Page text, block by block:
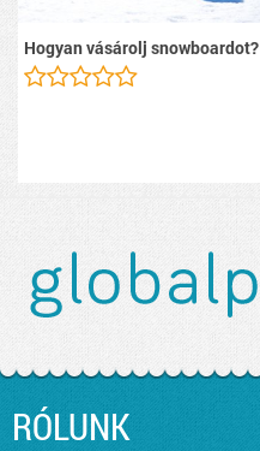
Hogyan vásárolj snowboardot?
RÓLUNK